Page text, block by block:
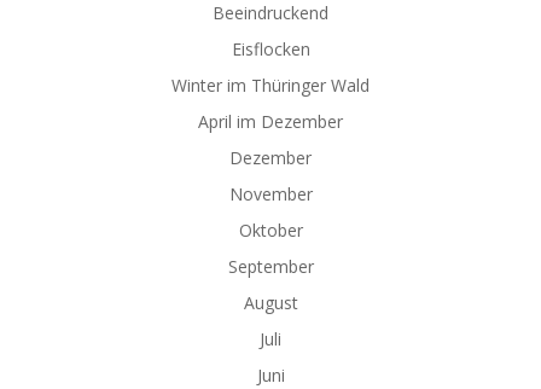
Beeindruckend
Eisflocken
Winter im Thüringer Wald
April im Dezember
Dezember
November
Oktober
September
August
Juli
Juni